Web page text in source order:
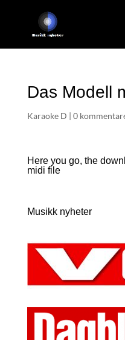
Das Modell
Karaoke D | 0
Here you go, the
midi file
Musikk nyheter